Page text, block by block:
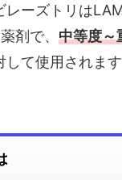
レーズトリは
剤で、 中等度～
して使用されます